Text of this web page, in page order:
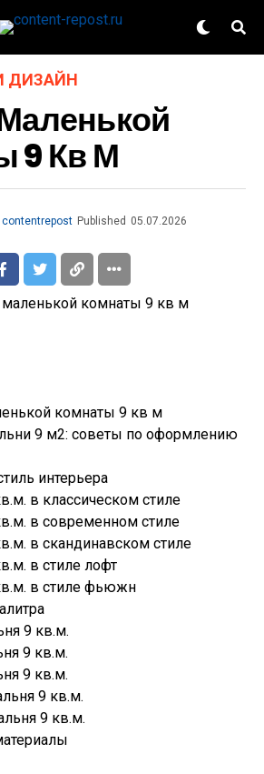
ДИЗАЙН
9 Кв М
contentrepost Published 05.07.2026
комнаты 9 кв м
9 м2: советы по оформлению
интерьера
в классическом стиле
в современном стиле
в скандинавском стиле
в стиле лофт
в стиле фьюжн
9 кв.м.
9 кв.м.
9 кв.м.
9 кв.м.
9 кв.м.